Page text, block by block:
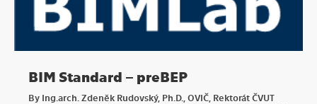
BIM Standard – preBEP
By Ing.arch. Zdeněk Rudovský, Ph.D., OVIČ, Rektorát ČVUT